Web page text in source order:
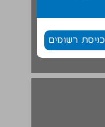
כניסת רשומים